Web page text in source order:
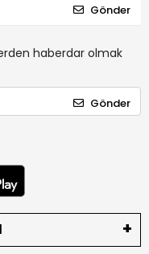
Gönder
haberdar olmak
Gönder